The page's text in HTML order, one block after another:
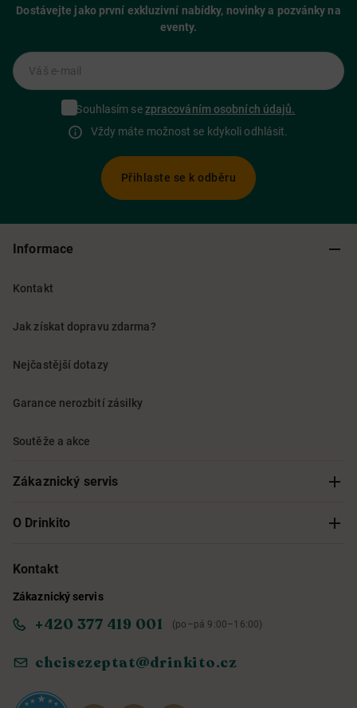
Dostávejte jako první exkluzivní nabídky, novinky a pozvánky na
eventy.
Váš e-mail
Souhlasím sezpracováním osobních údajů.
Vždy máte možnost se kdykoli odhlásit.
Přihlaste se k odběru
Informace
Kontakt
Jak získat dopravu zdarma?
Nejčastější dotazy
Garance nerozbití zásilky
Soutěže a akce
Zákaznický servis
Sledování objednávky
Obchodní podmínky
Ochrana osobních údajů
Reklamace a vrácení
O Drinkito
O nás
Informace o přístupnosti služby
Kontakt
Zákaznický servis
+420 377 419 001 (po–pá 9:00–16:00)
chcisezeptat@drinkito.cz